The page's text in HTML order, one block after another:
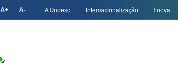
A+ A- A Unoesc Internacionalização I.nova